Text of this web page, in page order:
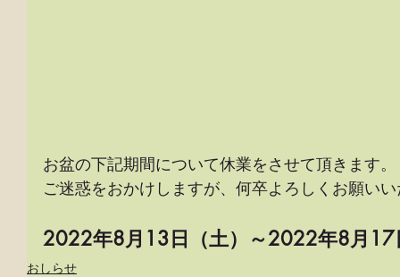
お盆の下記期間について休業をさせて頂きます
ご迷惑をおかけしますが、何卒よろしくお願い
2022年8月13日（土）～2022年8月17
おしらせ